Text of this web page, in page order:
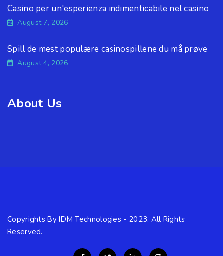
Casino per un'esperienza indimenticabile nel casino
August 7, 2026
Spill de mest populære casinospillene du må prøve
August 4, 2026
About Us
Copyrights By IDM Technologies - 2023. All Rights
Reserved.